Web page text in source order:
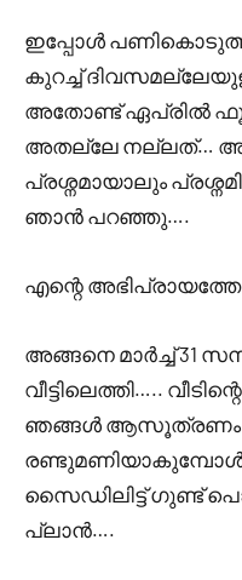
ഇപ്പോൾ
കുറച്ച്
അതോണ്ട് ഏപ്രിൽ
അതല്ലേ നല്ലത്…
പ്രശ്നമായാലും
ഞാൻ പറഞ്ഞു….
എന്റെ
അങ്ങനെ മാർച്ച്‌
വീട്ടിലെത്തി…..
ഞങ്ങൾ ആസൂത്രണം
സൈഡിലിട്ട് ഗുണ്ട്
പ്ലാൻ….